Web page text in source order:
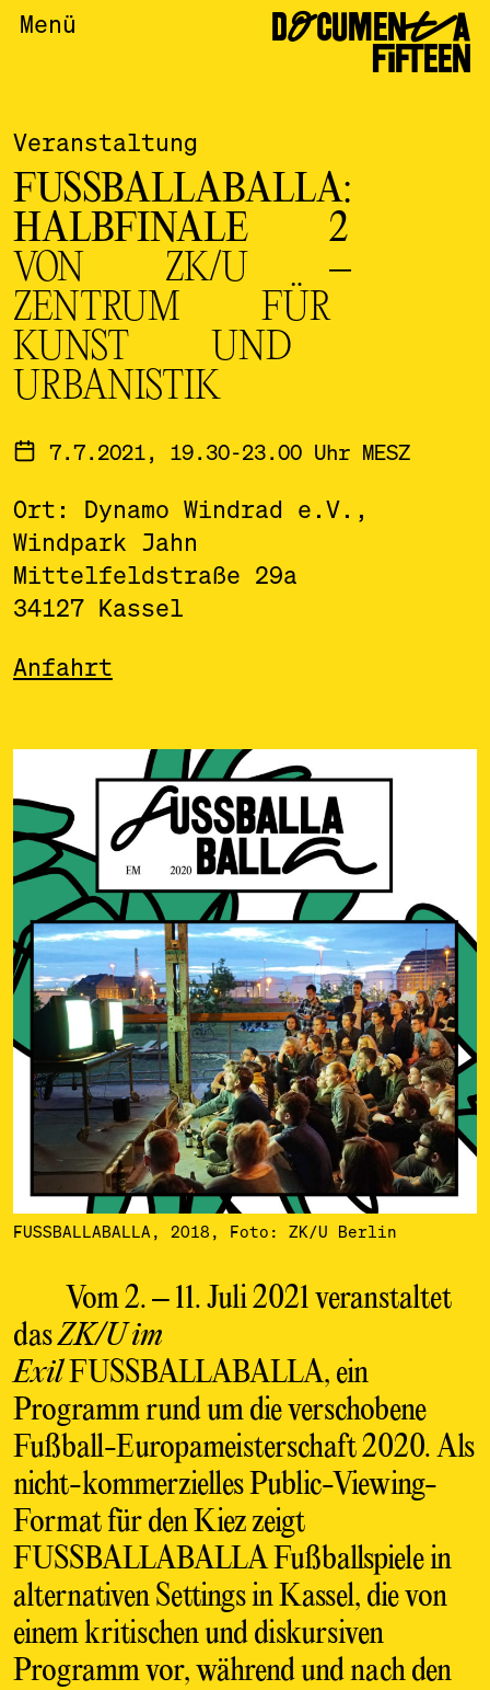
Menü DOCUMENTA
FIFTEEN
Veranstaltung
FUSSBALLABALLA:
HALBFINALE 2
VON ZK/U –
ZENTRUM FÜR
KUNST UND
URBANISTIK
7.7.2021, 19.30-23.00 Uhr MESZ
Ort: Dynamo Windrad e.V.,
Windpark Jahn
Mittelfeldstraße 29a
34127 Kassel
Anfahrt
FUSSBALLABALLA, 2018, Foto: ZK/U Berlin
Vom 2. – 11. Juli 2021 veranstaltet
dasZK/U im
ExilFUSSBALLABALLA, ein
Programm rund um die verschobene
Fußball-Europameisterschaft 2020. Als
nicht-kommerzielles Public-Viewing-
Format für den Kiez zeigt
FUSSBALLABALLA Fußballspiele in
alternativen Settings in Kassel, die von
einem kritischen und diskursiven
Programm vor, während und nach den